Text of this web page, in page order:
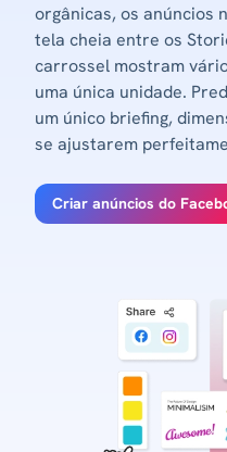
orgânicas, os anúncios
tela cheia entre os
carrossel mostram
uma única unidade.
um único briefing,
se ajustarem
Criar anúncios do